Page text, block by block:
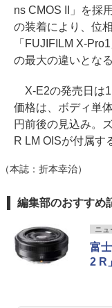
ns CMOS II」を採
の装着により、位
「FUJIFILM X-
の最大の違いとなる
X-E2の発売日は
価格は、ボディ単
円前後の見込み。
R LM OISが付属す
（本誌：折本幸治）
編集部のおすすめ
ニュ
富
2 R